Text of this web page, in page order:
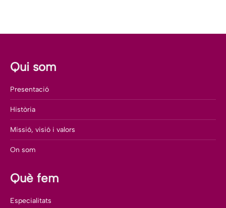
Qui som
Presentació
Història
Missió, visió i valors
On som
Què fem
Especialitats